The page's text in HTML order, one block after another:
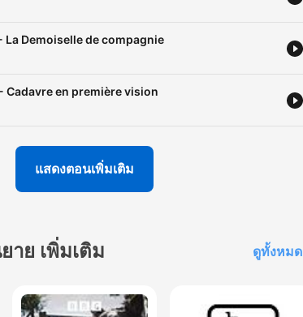
Demoiselle de compagnie
en première vision
แสดงตอนเพิ่มเติม
ย เพิ่มเติม ดูทั้งหมด